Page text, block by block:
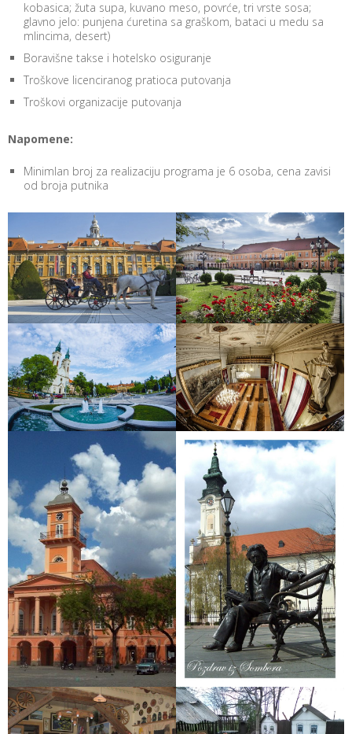
kobasica; žuta supa, kuvano meso, povrće, tri vrste sosa;
glavno jelo: punjena ćuretina sa graškom, bataci u medu sa
mlincima, desert)
Boravišne takse i hotelsko osiguranje
Troškove licenciranog pratioca putovanja
Troškovi organizacije putovanja
Napomene:
Minimlan broj za realizaciju programa je 6 osoba, cena zavisi
od broja putnika